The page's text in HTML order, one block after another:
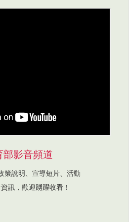
部影音頻道
策說明、宣導短片、活動
訊，歡迎踴躍收看！